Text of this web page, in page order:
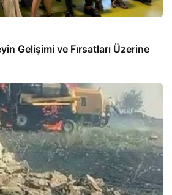
Gelişimi ve Fırsatları Üzerine